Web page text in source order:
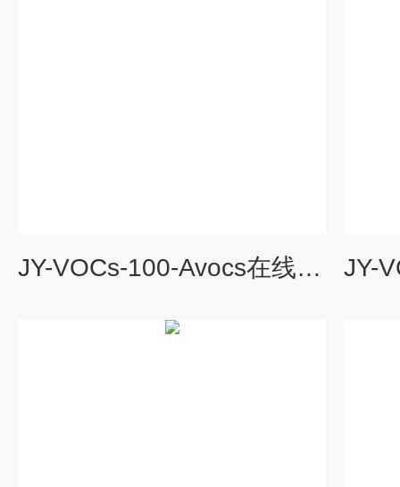
JY-VOCs-100-Avocs在线检测仪